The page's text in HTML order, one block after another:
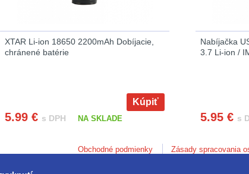
XTAR Li-ion 18650 2200mAh Dobíjacie,
chránené batérie
Kúpiť
5.99 € s DPH NA SKLADE
Nabíjačka
3.7 Li-ion /
5.95 € s
Obchodné podmienky Zásady spracovania